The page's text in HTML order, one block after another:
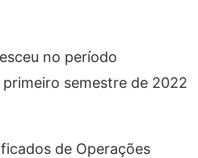
no período
semestre de 2022
de Operações